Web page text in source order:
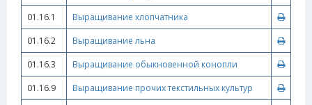
01.16.1
Выращивание хлопчатника
01.16.2
Выращивание льна
01.16.3
Выращивание обыкновенной конопли
01.16.9
Выращивание прочих текстильных культур